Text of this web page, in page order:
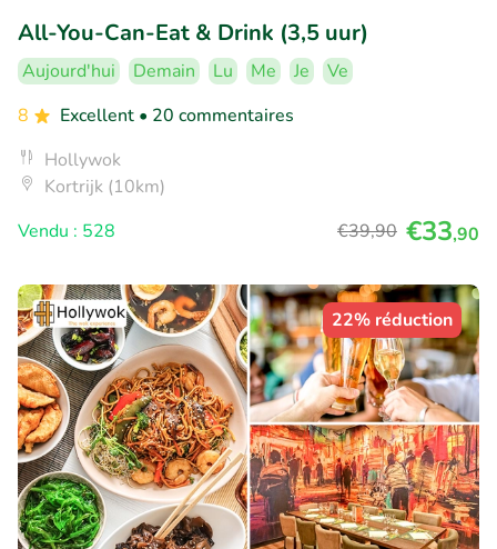
All-You-Can-Eat & Drink (3,5 uur)
Aujourd'hui Demain Lu Me Je
Ve
8
Excellent • 20 commentaires
Hollywok
Kortrijk (10km)
Vendu : 528
€39,90 €33,90
22% réduction